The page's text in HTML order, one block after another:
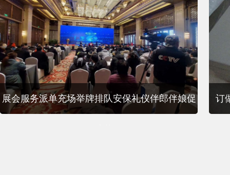
展会服务派单充场举牌排队安保礼仪伴郎伴娘促 订